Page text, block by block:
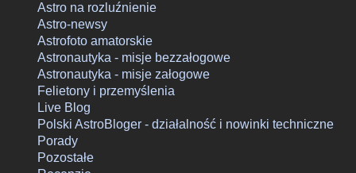
a jeśli są to Starlinki to na niebie zaczyna robić się naprawdę
tłoczno.
Astro na rozluźnienie
Astro-newsy
Astrofoto amatorskie
Astronautyka - misje bezzałogowe
Astronautyka - misje załogowe
Felietony i przemyślenia
Live Blog
Polski AstroBloger - działalność i nowinki techniczne
Porady
Pozostałe